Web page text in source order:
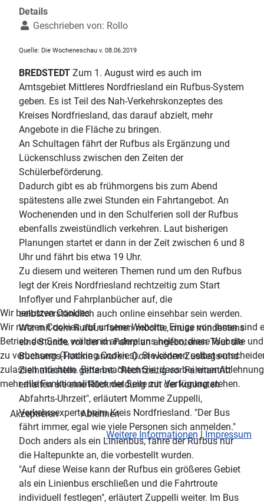
Details
Geschrieben von: Rollo
Quelle: Die Wocheneschau v. 08.06.2019
BREDSTEDT Zum 1. August wird es auch im
Amtsgebiet Mittleres Nordfriesland ein Rufbus-System
geben. Es ist Teil des Nah-Verkehrskonzeptes des
Kreises Nordfriesland, das darauf abzielt, mehr
Angebote in die Fläche zu bringen.
An Schultagen fährt der Rufbus als Ergänzung und
Lückenschluss zwischen den Zeiten der
Schülerbeförderung.
Dadurch gibt es ab frühmorgens bis zum Abend
spätestens alle zwei Stunden ein Fahrtangebot. An
Wochenenden und in den Schulferien soll der Rufbus
ebenfalls zweistündlich verkehren. Laut bisherigen
Planungen startet er dann in der Zeit zwischen 6 und 8
Uhr und fährt bis etwa 19 Uhr.
Zu diesem und weiteren Themen rund um den Rufbus
legt der Kreis Nordfriesland rechtzeitig zum Start
Infoflyer und Fahrplanbücher auf, die
selbstverständlich auch online einsehbar sein werden.
Wer mit dem Rufbus fahren möchte, muss mindestens
eine Stunde vor der im Fahrplan angebotenen Tour die
Buchungs-Hotline anrufen. Dort werden Zustiegs-und
Zielhaltestelle genannt. "Rechtzeitig vor Fahrtantritt
erhalten sie eine Rückmeldung mit der konkreten
Abfahrts-Uhrzeit", erläutert Momme Zuppelli,
Verkehrsexperte beim Kreis Nordfriesland. "Der Bus
fährt immer, egal wie viele Personen sich anmelden."
Doch anders als ein Linienbus, fahre der Rufbus nur
die Haltepunkte an, die vorbestellt wurden.
"Auf diese Weise kann der Rufbus ein größeres Gebiet
als ein Linienbus erschließen und die Fahrtroute
individuell festlegen", erläutert Zuppelli weiter. Im Bus
Wir benutzen Cookies
Wir nutzen Cookies auf unserer Website. Einige von ihnen sind
Betrieb der Seite, während andere uns helfen, diese Website
zu verbessern (Tracking Cookies). Sie können selbst
zulassen möchten. Bitte beachten Sie, dass bei einer
mehr alle Funktionalitäten der Seite zur Verfügung stehen.
Akzeptieren
Ablehnen
Weitere Informationen | Impressum